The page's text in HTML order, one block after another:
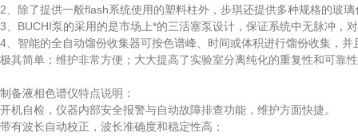
2、除了提供一般flash系统使用的塑料柱外，步琪还提供多种规格的玻
3、BUCHI泵的采用的是市场上*的三活塞泵设计，保证系统中无脉冲，
4、智能的全自动馏份收集器可按色谱峰、时间或体积进行馏份收集，
极其简单；维护非常方便；大大提高了实验室分离纯化的重复性和可靠
制备液相色谱仪特点说明：
开机自检，仪器内部安全报警与自动故障排查功能，维护方面快捷。
带有波长自动校正，波长准确度和稳定性高；